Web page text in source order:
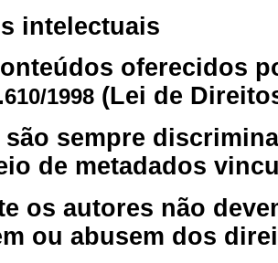
intelectuais
oferecidos
1998 (Lei de
são sempre
de metadados
os autores não
ou abusem dos